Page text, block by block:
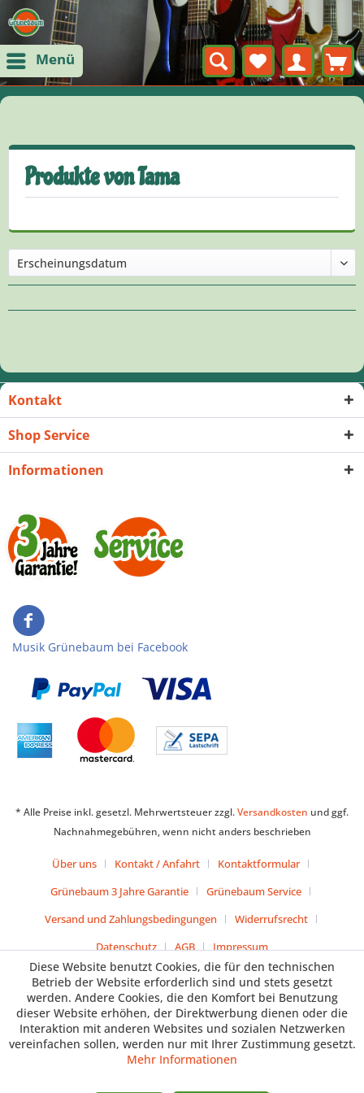
Menü
Produkte von Tama
Kontakt
Shop Service
Informationen
Musik Grünebaum bei Facebook
* Alle Preise inkl. gesetzl. Mehrwertsteuer zzgl.Versandkosten und ggf.
Nachnahmegebühren, wenn nicht anders beschrieben
Über uns Kontakt / Anfahrt
Kontaktformular
Grünebaum 3 Jahre Garantie
Grünebaum Service
Versand und Zahlungsbedingungen
Widerrufsrecht
Datenschutz
AGB Impressum
Diese Website benutzt Cookies, die für den technischen
Betrieb der Website erforderlich sind und stets gesetzt
werden. Andere Cookies, die den Komfort bei Benutzung
dieser Website erhöhen, der Direktwerbung dienen oder die
Interaktion mit anderen Websites und sozialen Netzwerken
vereinfachen sollen, werden nur mit Ihrer Zustimmung gesetzt.
Mehr Informationen